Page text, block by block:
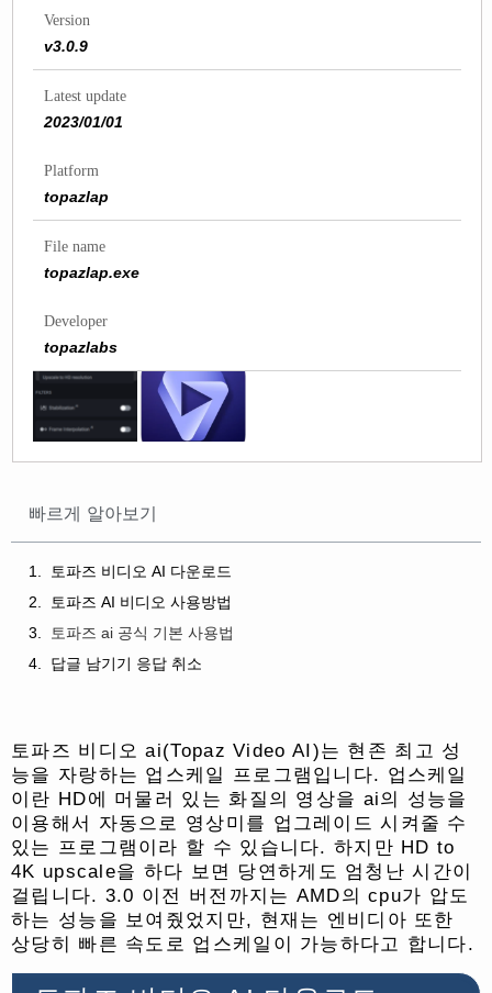
Version
v3.0.9
Latest update
2023/01/01
Platform
topazlap
File name
topazlap.exe
Developer
topazlabs
빠르게 알아보기
토파즈 비디오 AI 다운로드
토파즈 AI 비디오 사용방법
토파즈 ai 공식 기본 사용법
답글 남기기 응답 취소
토파즈 비디오 ai(Topaz Video AI)는 현존 최고 성
능을 자랑하는 업스케일 프로그램입니다. 업스케일
이란 HD에 머물러 있는 화질의 영상을 ai의 성능을
이용해서 자동으로 영상미를 업그레이드 시켜줄 수
있는 프로그램이라 할 수 있습니다. 하지만 HD to
4K upscale을 하다 보면 당연하게도 엄청난 시간이
걸립니다. 3.0 이전 버전까지는 AMD의 cpu가 압도
하는 성능을 보여줬었지만, 현재는 엔비디아 또한
상당히 빠른 속도로 업스케일이 가능하다고 합니다.